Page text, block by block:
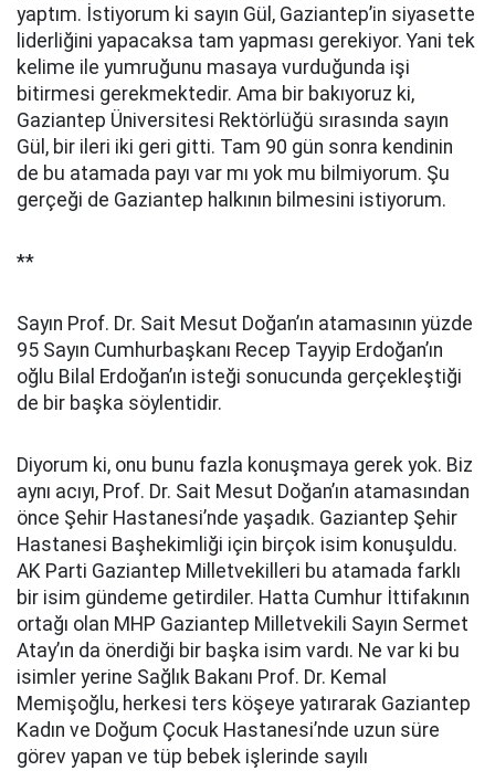
yaptım. İstiyorum ki sayın Gül, Gaziantep’in siyasette
liderliğini yapacaksa tam yapması gerekiyor. Yani tek
kelime ile yumruğunu masaya vurduğunda işi
bitirmesi gerekmektedir. Ama bir bakıyoruz ki,
Gaziantep Üniversitesi Rektörlüğü sırasında sayın
Gül, bir ileri iki geri gitti. Tam 90 gün sonra kendinin
de bu atamada payı var mı yok mu bilmiyorum. Şu
gerçeği de Gaziantep halkının bilmesini istiyorum.
**
Sayın Prof. Dr. Sait Mesut Doğan’ın atamasının yüzde
95 Sayın Cumhurbaşkanı Recep Tayyip Erdoğan’ın
oğlu Bilal Erdoğan’ın isteği sonucunda gerçekleştiği
de bir başka söylentidir.
Diyorum ki, onu bunu fazla konuşmaya gerek yok. Biz
aynı acıyı, Prof. Dr. Sait Mesut Doğan’ın atamasından
önce Şehir Hastanesi’nde yaşadık. Gaziantep Şehir
Hastanesi Başhekimliği için birçok isim konuşuldu.
AK Parti Gaziantep Milletvekilleri bu atamada farklı
bir isim gündeme getirdiler. Hatta Cumhur İttifakının
ortağı olan MHP Gaziantep Milletvekili Sayın Sermet
Atay’ın da önerdiği bir başka isim vardı. Ne var ki bu
isimler yerine Sağlık Bakanı Prof. Dr. Kemal
Memişoğlu, herkesi ters köşeye yatırarak Gaziantep
Kadın ve Doğum Çocuk Hastanesi’nde uzun süre
görev yapan ve tüp bebek işlerinde sayılı